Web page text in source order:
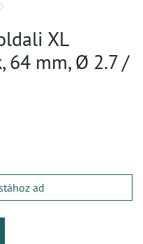
XL
64 mm, Ø 2.7 /
ad